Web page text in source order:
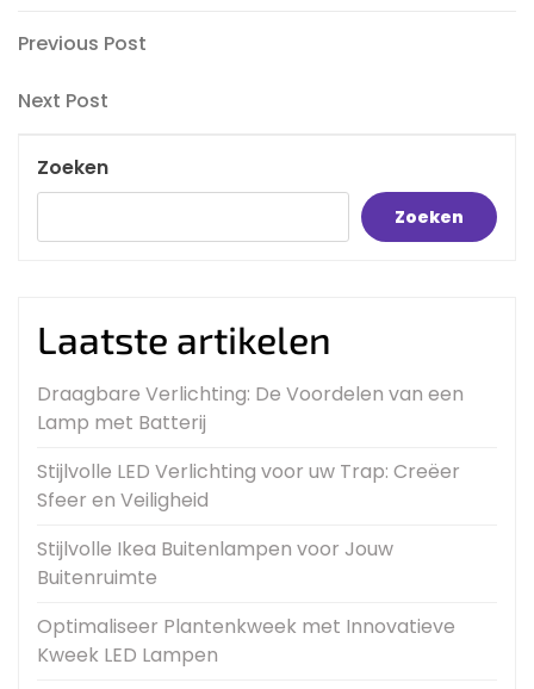
Bericht
navigatie
Previous
Previous Post
Next
Next Post
Zoeken
Zoeken
Laatste artikelen
Draagbare Verlichting: De Voordelen van een
Lamp met Batterij
Stijlvolle LED Verlichting voor uw Trap: Creëer
Sfeer en Veiligheid
Stijlvolle Ikea Buitenlampen voor Jouw
Buitenruimte
Optimaliseer Plantenkweek met Innovatieve
Kweek LED Lampen